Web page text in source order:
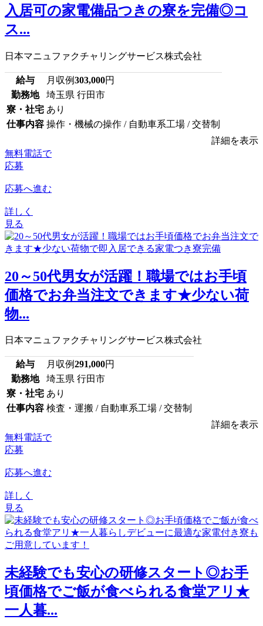
入居可の家電備品つきの寮を完備◎コ
ス...
日本マニュファクチャリングサービス株式会社
給与 月収例303,000円
勤務地
埼玉県 行田市
寮・社宅 あり
仕事内容 操作・機械の操作 / 自動車系工場 / 交替制
詳細を表示
無料電話で
応募
応募へ進む
詳しく
見る
20～50代男女が活躍！職場ではお手頃
価格でお弁当注文できます★少ない荷
物...
日本マニュファクチャリングサービス株式会社
給与 月収例291,000円
勤務地
埼玉県 行田市
寮・社宅 あり
仕事内容 検査・運搬 / 自動車系工場 / 交替制
詳細を表示
無料電話で
応募
応募へ進む
詳しく
見る
未経験でも安心の研修スタート◎お手
頃価格でご飯が食べられる食堂アリ★
一人暮...